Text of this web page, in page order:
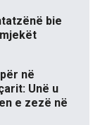
bie
në
Unë u
e zezë në